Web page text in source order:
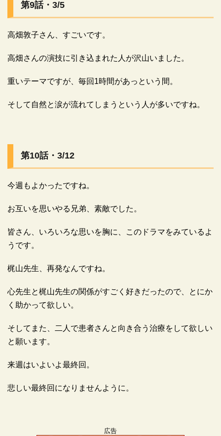
広告
第9話・3/5
高畑敦子さん、すごいです。
高畑さんの演技に引き込まれた人が沢山いました。
重いテーマですが、毎回1時間があっという間。
そして自然と涙が流れてしまうという人が多いですね。
第10話・3/12
今週もよかったですね。
お互いを思いやる兄弟、素敵でした。
皆さん、いろいろな思いを胸に、このドラマをみているよ
うです。
梶山先生、再発なんですね。
心先生と梶山先生の関係がすごく好きだったので、とにか
く助かって欲しい。
そしてまた、二人で患者さんと向き合う治療をして欲しい
と願います。
来週はいよいよ最終回。
悲しい最終回になりませんように。
広告